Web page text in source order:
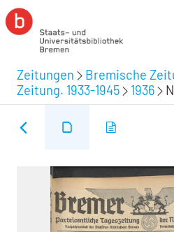
Zeitungen Bremische
Zeitung. 1933-1945
1936